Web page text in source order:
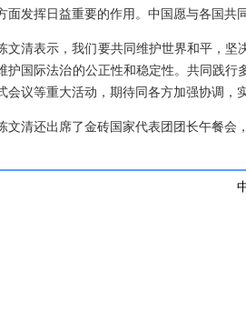
面发挥日益重要的作用。中国愿与各国共
文清表示，我们要共同维护世界和平，
护国际法治的公正性和稳定性。共同践
会议等重大活动，期待同各方加强协调，
文清还出席了金砖国家代表团团长午餐会